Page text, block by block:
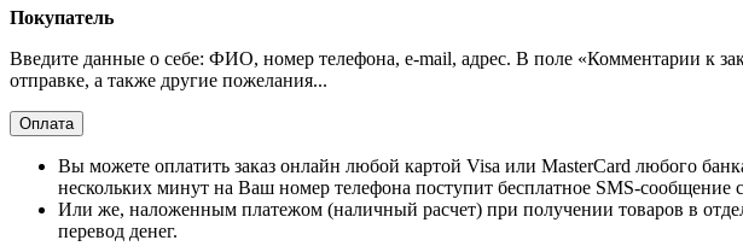
Покупатель
Введите данные о себе: ФИО, номер телефона, e-mail, адрес. В поле «Комментарии к
отправке, а также другие пожелания...
Оплата
Вы можете оплатить заказ онлайн любой картой Visa или MasterCard любого
нескольких минут на Ваш номер телефона поступит бесплатное SMS-сообщение
Или же, наложенным платежом (наличный расчет) при получении товаров в
перевод денег.